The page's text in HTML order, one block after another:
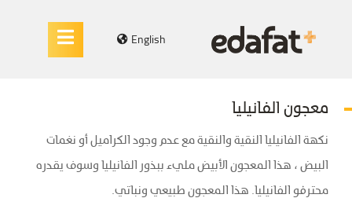
English
معجون الفانيليا
نكهة الفانيليا النقية والنقية مع عدم وجود الكراميل أو نغمات
البيض ، هذا المعجون الأبيض مليء ببذور الفانيليا وسوف يقدره
محترفو الفانيليا. هذا المعجون طبيعي ونباتي.